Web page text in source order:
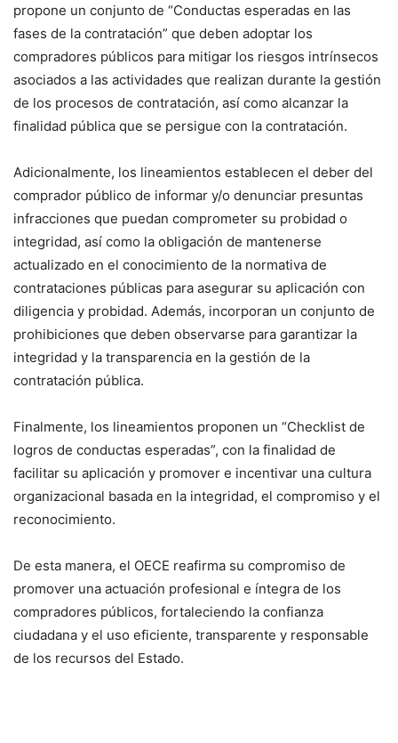
propone un conjunto de “Conductas esperadas en las
fases de la contratación” que deben adoptar los
compradores públicos para mitigar los riesgos intrínsecos
asociados a las actividades que realizan durante la gestión
de los procesos de contratación, así como alcanzar la
finalidad pública que se persigue con la contratación.
Adicionalmente, los lineamientos establecen el deber del
comprador público de informar y/o denunciar presuntas
infracciones que puedan comprometer su probidad o
integridad, así como la obligación de mantenerse
actualizado en el conocimiento de la normativa de
contrataciones públicas para asegurar su aplicación con
diligencia y probidad. Además, incorporan un conjunto de
prohibiciones que deben observarse para garantizar la
integridad y la transparencia en la gestión de la
contratación pública.
Finalmente, los lineamientos proponen un “Checklist de
logros de conductas esperadas”, con la finalidad de
facilitar su aplicación y promover e incentivar una cultura
organizacional basada en la integridad, el compromiso y el
reconocimiento.
De esta manera, el OECE reafirma su compromiso de
promover una actuación profesional e íntegra de los
compradores públicos, fortaleciendo la confianza
ciudadana y el uso eficiente, transparente y responsable
de los recursos del Estado.